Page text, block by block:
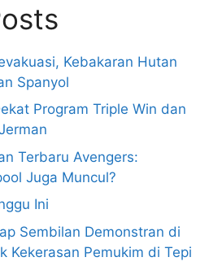
Kebakaran Hutan
Spanyol
Program Triple Win dan
Terbaru Avengers:
Juga Muncul?
Ini
Sembilan Demonstran di
Kekerasan Pemukim di Tepi